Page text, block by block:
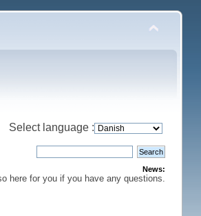
Select language :
News:
here for you if you have any questions.